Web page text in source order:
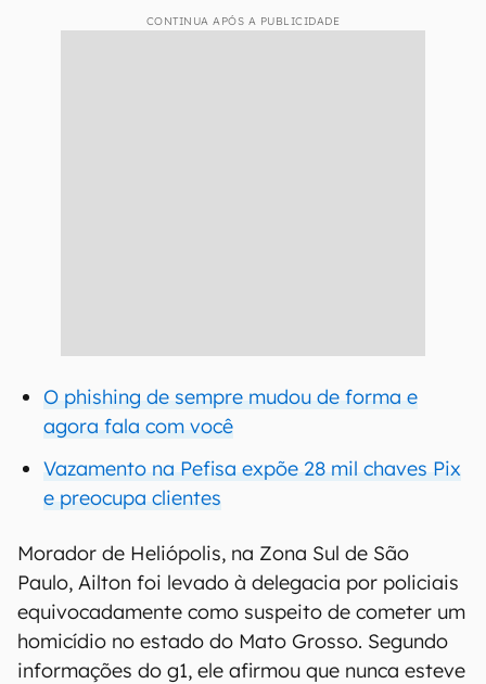
CONTINUA APÓS A PUBLICIDADE
O phishing de sempre mudou de forma e
agora fala com você
Vazamento na Pefisa expõe 28 mil chaves Pix
e preocupa clientes
Morador de Heliópolis, na Zona Sul de São
Paulo, Ailton foi levado à delegacia por policiais
equivocadamente como suspeito de cometer um
homicídio no estado do Mato Grosso. Segundo
informações do g1, ele afirmou que nunca esteve